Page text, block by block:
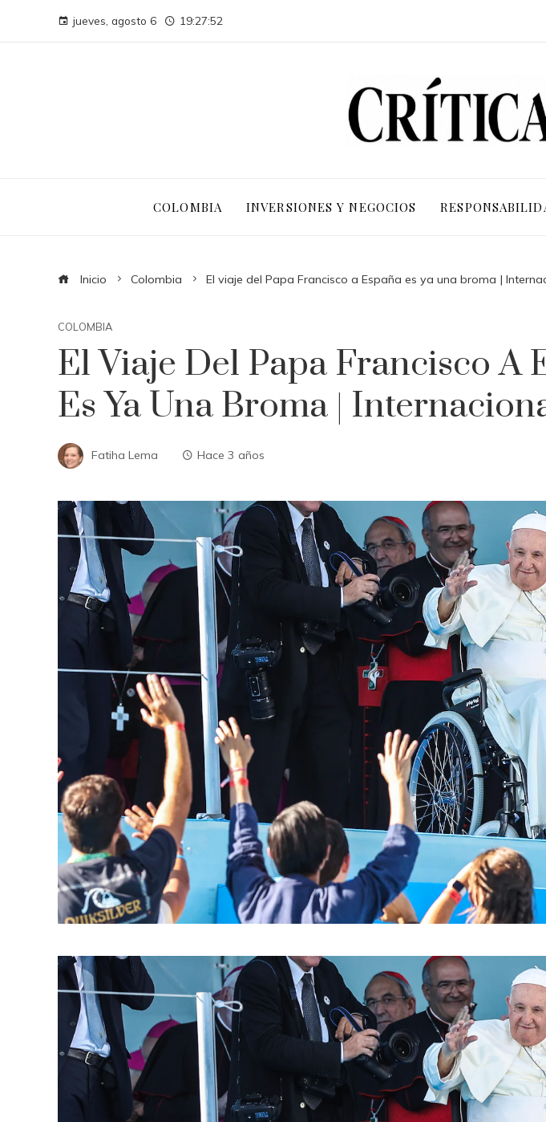
jueves, agosto 6 19:27:54
COLOMBIA INVERSIONES Y NEGOCIOS
Inicio Colombia El viaje del Papa Francisco a España es ya una broma |
COLOMBIA
El Viaje Del Papa Francisco A
Es Ya Una Broma |
Fatiha Lema Hace 3 años